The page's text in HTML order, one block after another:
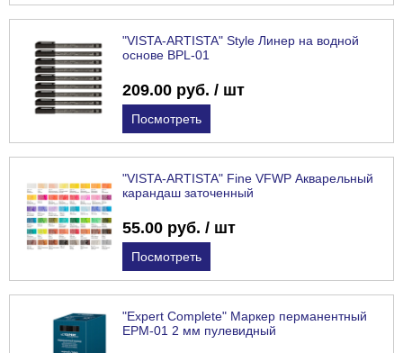
"VISTA-ARTISTA" Style Линер на водной
основе BPL-01
209.00 руб. / шт
Посмотреть
"VISTA-ARTISTA" Fine VFWP Акварельный
карандаш заточенный
55.00 руб. / шт
Посмотреть
"Expert Complete" Маркер перманентный
EPM-01 2 мм пулевидный